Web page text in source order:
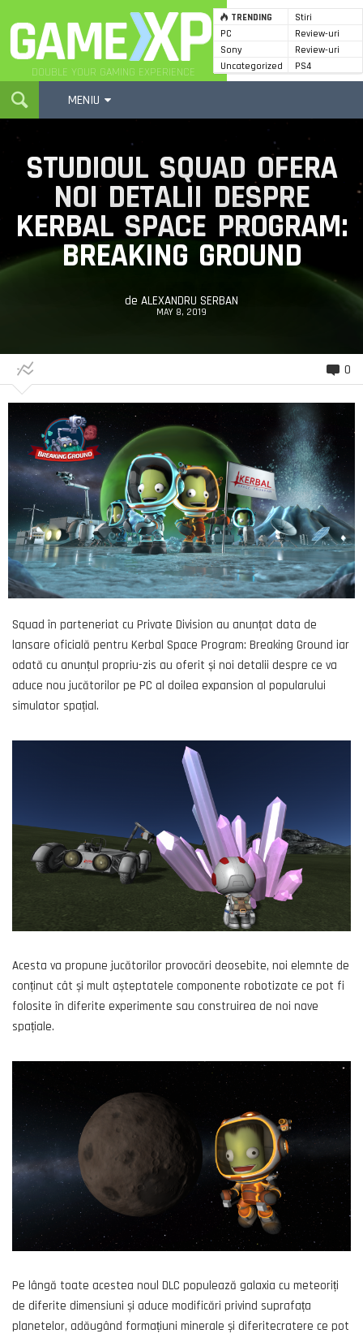
DOUBLE YOUR GAMING EXPERIENCE
TRENDING
Stiri
PC
Review-uri
GameXP
Sony
Review-uri
Uncategorized
PS4
MENIU
STUDIOUL SQUAD OFERA
NOI DETALII DESPRE
KERBAL SPACE PROGRAM:
BREAKING GROUND
de ALEXANDRU SERBAN
MAY 8, 2019
0
Squad în parteneriat cu Private Division au anunțat data de
lansare oficială pentru Kerbal Space Program: Breaking Ground iar
odată cu anunțul propriu-zis au oferit și noi detalii despre ce va
aduce nou jucătorilor pe PC al doilea expansion al popularului
simulator spațial.
Acesta va propune jucătorilor provocări deosebite, noi elemnte de
conținut cât și mult așteptatele componente robotizate ce pot fi
folosite în diferite experimente sau construirea de noi nave
spațiale.
Pe lângă toate acestea noul DLC populează galaxia cu meteoriți
de diferite dimensiuni și aduce modificări privind suprafața
planetelor, adăugând formațiuni minerale și diferitecratere ce pot